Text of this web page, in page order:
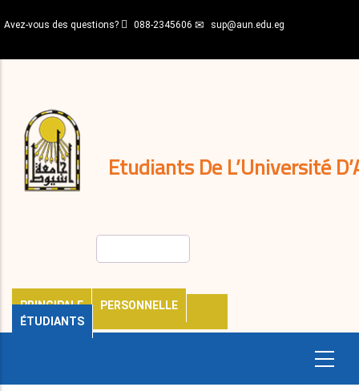
au
principal
Avez-vous des questions? 088-2345606 sup@aun.edu.eg
Etudiants De L’Université
PRINCIPALE
PERSONNELLE
ÉTUDIANTS
décisions
Expatriés
Journal